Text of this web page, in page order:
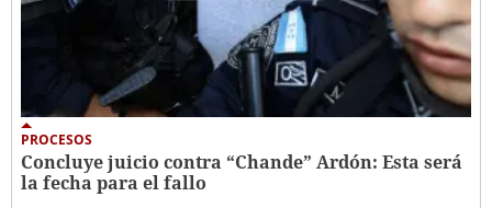
PROCESOS
Concluye juicio contra “Chande” Ardón: Esta será
la fecha para el fallo